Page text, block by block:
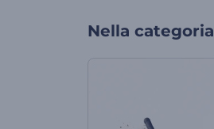
Nella categoria